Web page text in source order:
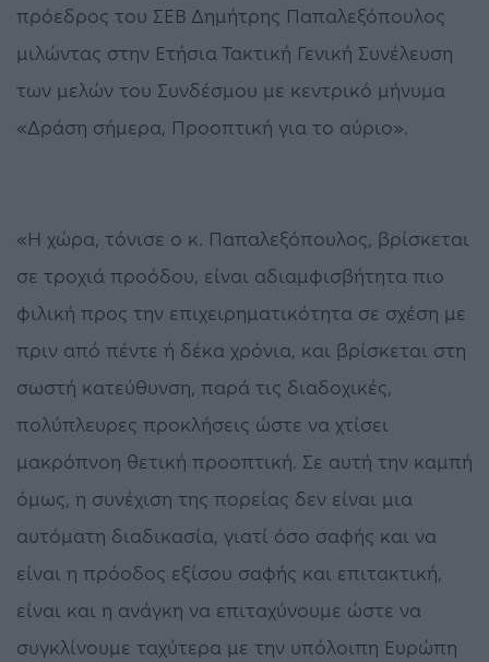
πρόεδρος του ΣΕΒ Δημήτρης Παπαλεξόπουλος
μιλώντας στην Ετήσια Τακτική Γενική Συνέλευση
των μελών του Συνδέσμου με κεντρικό μήνυμα
«Δράση σήμερα, Προοπτική για το αύριο».
«Η χώρα, τόνισε ο κ. Παπαλεξόπουλος, βρίσκεται
σε τροχιά προόδου, είναι αδιαμφισβήτητα πιο
φιλική προς την επιχειρηματικότητα σε σχέση με
πριν από πέντε ή δέκα χρόνια, και βρίσκεται στη
σωστή κατεύθυνση, παρά τις διαδοχικές,
πολύπλευρες προκλήσεις ώστε να χτίσει
μακρόπνοη θετική προοπτική. Σε αυτή την καμπή
όμως, η συνέχιση της πορείας δεν είναι μια
αυτόματη διαδικασία, γιατί όσο σαφής και να
είναι η πρόοδος εξίσου σαφής και επιτακτική,
είναι και η ανάγκη να επιταχύνουμε ώστε να
συγκλίνουμε ταχύτερα με την υπόλοιπη Ευρώπη